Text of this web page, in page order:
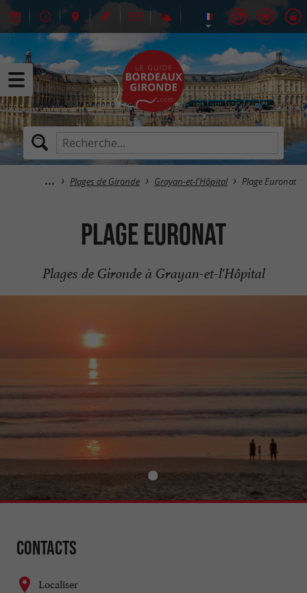
Plages de Gironde Grayan-et-l'Hôpital Plage Euronat
Plage Euronat
Plages de Gironde à Grayan-et-l'Hôpital
Contacts
Localiser